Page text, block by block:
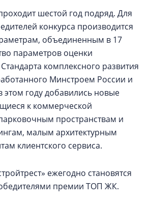
шестой год подряд. Для
конкурса производится
объединенным в 17
параметров оценки
комплексного развития
Минстроем России и
году добавились новые
к коммерческой
пространствам и
малым архитектурным
клиентского сервиса.
ежегодно становятся
премии ТОП ЖК.